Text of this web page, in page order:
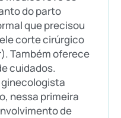
do parto
que precisou
corte cirúrgico
Também oferece
cuidados.
ginecologista
nessa primeira
de